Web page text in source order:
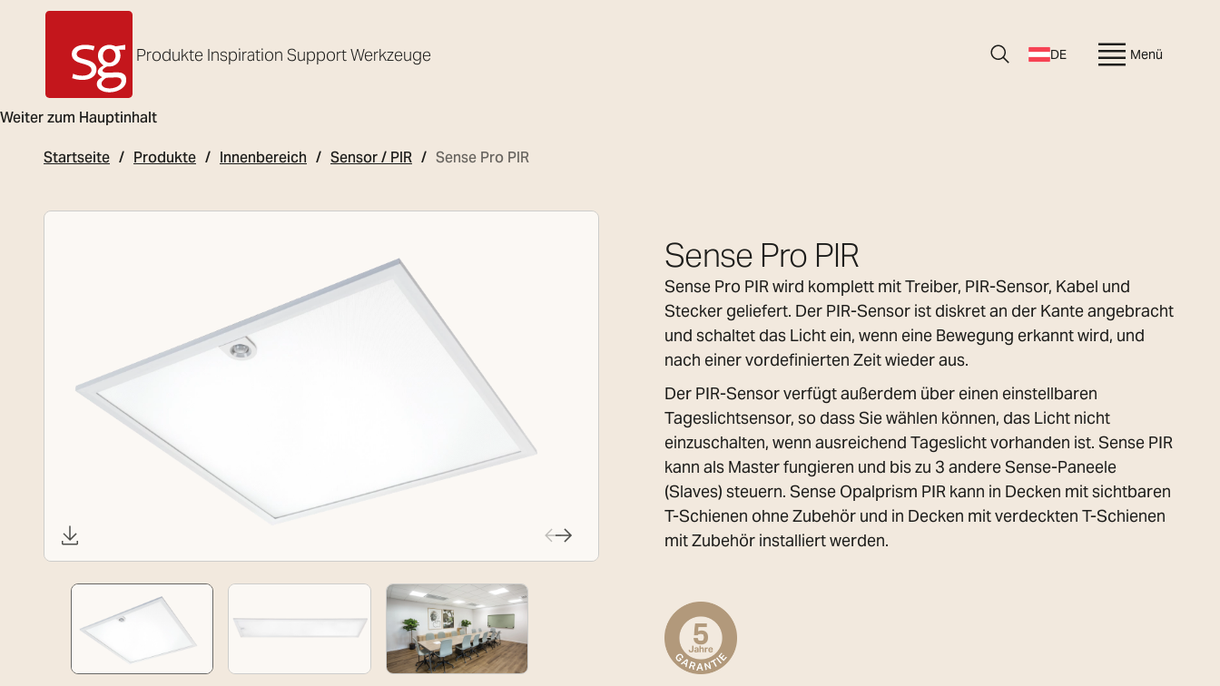
Weiter zum Hauptinhalt
SG Armaturen
Produkte Inspiration SupportWerkzeuge DE Menü
Startseite Produkte Innenbereich Sensor / PIR Sense Pro PIR
Sense Pro PIR
Sense Pro PIR wird komplett mit Treiber, PIR-Sensor, Kabel und
Stecker geliefert. Der PIR-Sensor ist diskret an der Kante angebracht
und schaltet das Licht ein, wenn eine Bewegung erkannt wird, und
nach einer vordefinierten Zeit wieder aus.
Der PIR-Sensor verfügt außerdem über einen einstellbaren
Tageslichtsensor, so dass Sie wählen können, das Licht nicht
einzuschalten, wenn ausreichend Tageslicht vorhanden ist. Sense PIR
kann als Master fungieren und bis zu 3 andere Sense-Paneele
(Slaves) steuern. Sense Opalprism PIR kann in Decken mit sichtbaren
T-Schienen ohne Zubehör und in Decken mit verdeckten T-Schienen
mit Zubehör installiert werden.